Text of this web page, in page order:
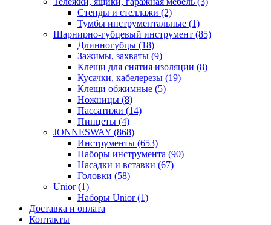
Cтенды и стеллажи (2)
Тумбы инструментальные (1)
Шарнирно-губцевый инструмент (85)
Длинногубцы (18)
Зажимы, захваты (9)
Клещи для снятия изоляции (8)
Кусачки, кабелерезы (19)
Клещи обжимные (5)
Ножницы (8)
Пассатижи (14)
Пинцеты (4)
JONNESWAY (868)
Инструменты (653)
Наборы инструмента (90)
Насадки и вставки (67)
Головки (58)
Unior (1)
Наборы Unior (1)
Доставка и оплата
Контакты